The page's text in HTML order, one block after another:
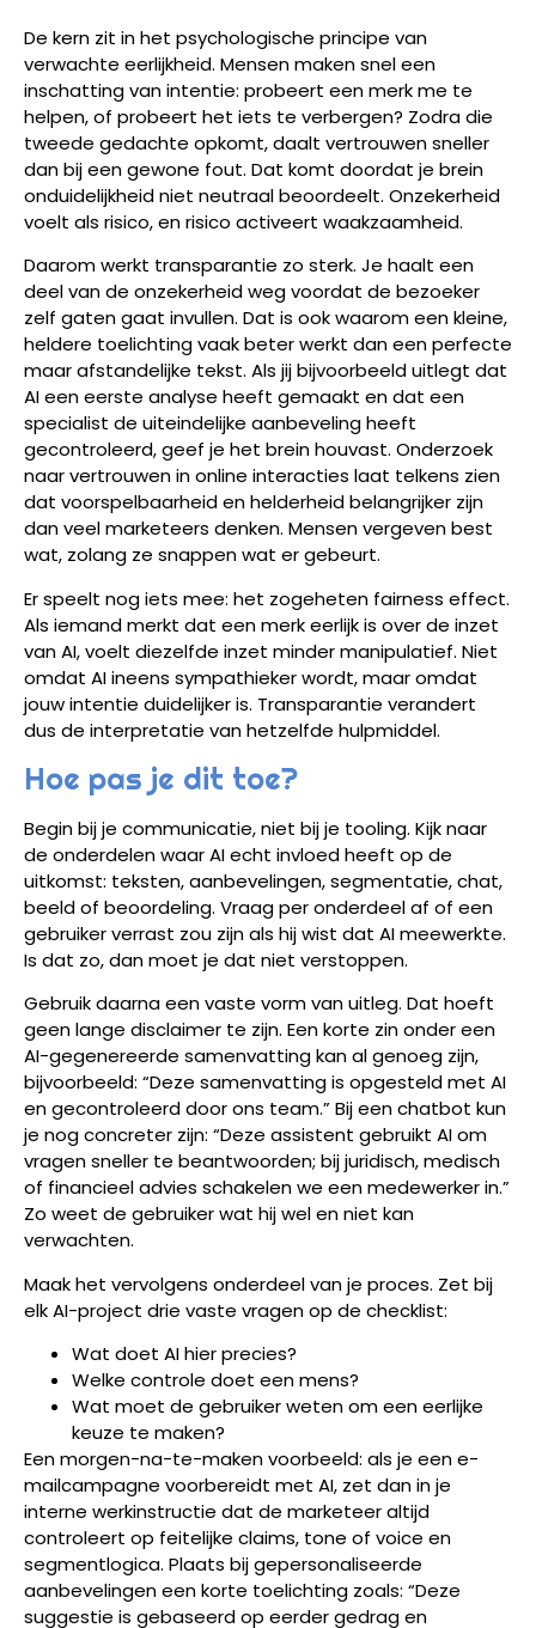
De kern zit in het psychologische principe van
verwachte eerlijkheid. Mensen maken snel een
inschatting van intentie: probeert een merk me te
helpen, of probeert het iets te verbergen? Zodra die
tweede gedachte opkomt, daalt vertrouwen sneller
dan bij een gewone fout. Dat komt doordat je brein
onduidelijkheid niet neutraal beoordeelt. Onzekerheid
voelt als risico, en risico activeert waakzaamheid.
Daarom werkt transparantie zo sterk. Je haalt een
deel van de onzekerheid weg voordat de bezoeker
zelf gaten gaat invullen. Dat is ook waarom een kleine,
heldere toelichting vaak beter werkt dan een perfecte
maar afstandelijke tekst. Als jij bijvoorbeeld uitlegt dat
AI een eerste analyse heeft gemaakt en dat een
specialist de uiteindelijke aanbeveling heeft
gecontroleerd, geef je het brein houvast. Onderzoek
naar vertrouwen in online interacties laat telkens zien
dat voorspelbaarheid en helderheid belangrijker zijn
dan veel marketeers denken. Mensen vergeven best
wat, zolang ze snappen wat er gebeurt.
Er speelt nog iets mee: het zogeheten fairness effect.
Als iemand merkt dat een merk eerlijk is over de inzet
van AI, voelt diezelfde inzet minder manipulatief. Niet
omdat AI ineens sympathieker wordt, maar omdat
jouw intentie duidelijker is. Transparantie verandert
dus de interpretatie van hetzelfde hulpmiddel.
Hoe pas je dit toe?
Begin bij je communicatie, niet bij je tooling. Kijk naar
de onderdelen waar AI echt invloed heeft op de
uitkomst: teksten, aanbevelingen, segmentatie, chat,
beeld of beoordeling. Vraag per onderdeel af of een
gebruiker verrast zou zijn als hij wist dat AI meewerkte.
Is dat zo, dan moet je dat niet verstoppen.
Gebruik daarna een vaste vorm van uitleg. Dat hoeft
geen lange disclaimer te zijn. Een korte zin onder een
AI-gegenereerde samenvatting kan al genoeg zijn,
bijvoorbeeld: “Deze samenvatting is opgesteld met AI
en gecontroleerd door ons team.” Bij een chatbot kun
je nog concreter zijn: “Deze assistent gebruikt AI om
vragen sneller te beantwoorden; bij juridisch, medisch
of financieel advies schakelen we een medewerker in.”
Zo weet de gebruiker wat hij wel en niet kan
verwachten.
Maak het vervolgens onderdeel van je proces. Zet bij
elk AI-project drie vaste vragen op de checklist:
Wat doet AI hier precies?
Welke controle doet een mens?
Wat moet de gebruiker weten om een eerlijke
keuze te maken?
Een morgen-na-te-maken voorbeeld: als je een e-
mailcampagne voorbereidt met AI, zet dan in je
interne werkinstructie dat de marketeer altijd
controleert op feitelijke claims, tone of voice en
segmentlogica. Plaats bij gepersonaliseerde
aanbevelingen een korte toelichting zoals: “Deze
suggestie is gebaseerd op eerder gedrag en